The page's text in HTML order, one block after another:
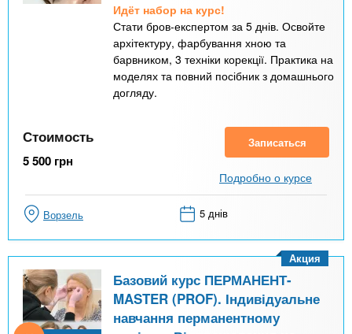
Идёт набор на курс!
Стати бров-експертом за 5 днів. Освойте
архітектуру, фарбування хною та
барвником, 3 техніки корекції. Практика на
моделях та повний посібник з домашнього
догляду.
Стоимость
5 500 грн
Записаться
Подробно о курсе
Ворзель 5 днів
Базовий курс ПЕРМАНЕНТ-
MASTER (PROF). Індивідуальне
навчання перманентному
Акция